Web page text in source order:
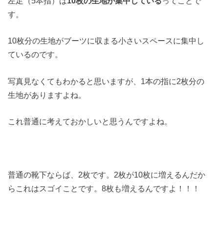
す。
10枚分の生地がブーツに収まる小さいスペースに集中し
ているのです。
写真見なくてもわかると思いますが、1本の指に2枚分の
生地がありますよね。
これ普通に考えておかしいと思うんですよね。
普通の靴下ならば、2枚です。2枚が10枚に増えるんだか
らこれはスゴイことです。8枚も増えるんですよ！！！